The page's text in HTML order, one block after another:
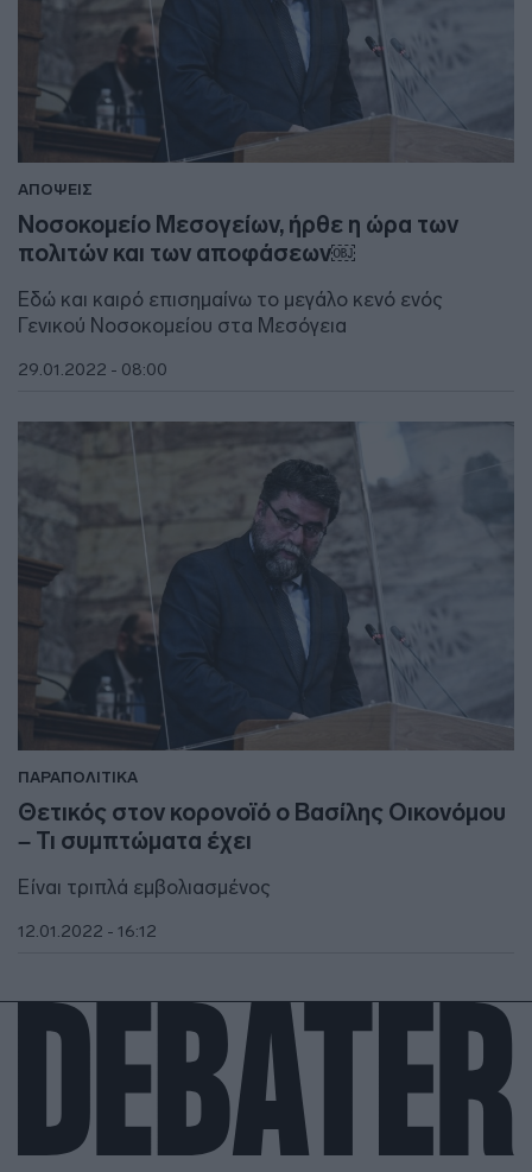
ΑΠΟΨΕΙΣ
Νοσοκομείο Μεσογείων, ήρθε η ώρα των
πολιτών και των αποφάσεων￼
Εδώ και καιρό επισημαίνω το μεγάλο κενό ενός
Γενικού Νοσοκομείου στα Μεσόγεια
29.01.2022 - 08:00
ΠΑΡΑΠΟΛΙΤΙΚΑ
Θετικός στον κορονοϊό ο Βασίλης Οικονόμου
– Τι συμπτώματα έχει
Είναι τριπλά εμβολιασμένος
12.01.2022 - 16:12